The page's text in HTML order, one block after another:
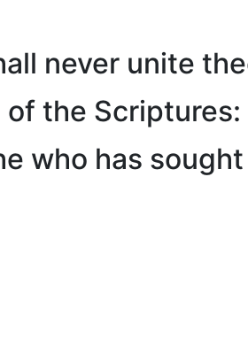
never unite
the Scriptures:
who has